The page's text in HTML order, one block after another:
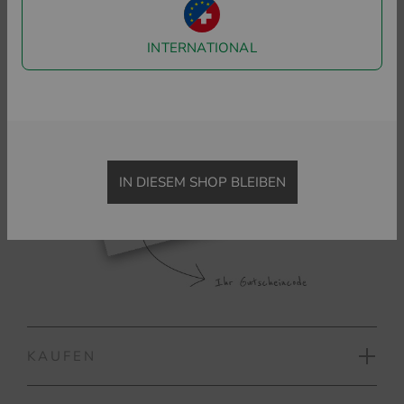
KAUFEN
INTERNATIONAL
IN DIESEM SHOP BLEIBEN